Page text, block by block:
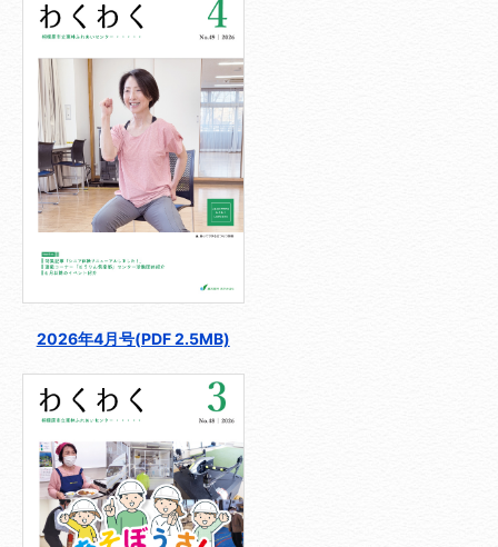
2026年4月号(PDF 2.5MB)